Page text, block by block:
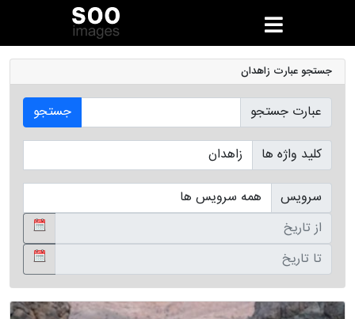
جستجو عبارت زاهدان
عبارت جستجو
جستجو
کلید واژه ها
سرویس